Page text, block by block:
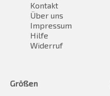
Kontakt
Über uns
Impressum
Hilfe
Widerruf
Größen